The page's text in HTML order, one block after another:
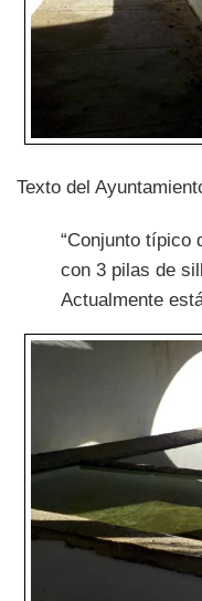
Texto del
“Conjunto típico
con 3 pilas de
Actualmente